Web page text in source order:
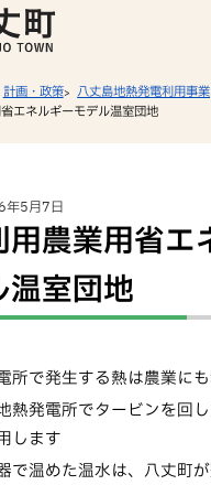
計画・政策
八丈島地熱発電利用事業
エネルギーモデル温室団地
年5月7日
用農業用省エ
温室団地
所で発生する熱は農業に
熱発電所でタービンを回
します
で温めた温水は、八丈町